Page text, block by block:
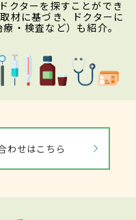
クターを探すことができ
材に基づき、ドクターに
・検査など）も紹介。
わせはこちら